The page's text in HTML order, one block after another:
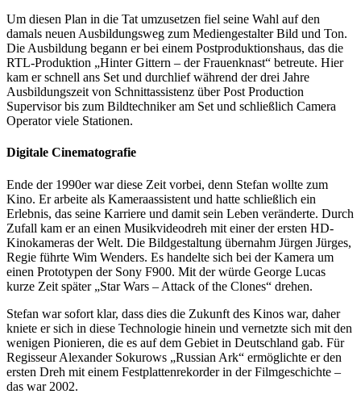
Um diesen Plan in die Tat umzusetzen fiel seine Wahl auf den
damals neuen Ausbildungsweg zum Mediengestalter Bild und Ton.
Die Ausbildung begann er bei einem Postproduktionshaus, das die
RTL-Produktion „Hinter Gittern – der Frauenknast“ betreute. Hier
kam er schnell ans Set und durchlief während der drei Jahre
Ausbildungszeit von Schnittassistenz über Post Production
Supervisor bis zum Bildtechniker am Set und schließlich Camera
Operator viele Stationen.
Digitale Cinematografie
Ende der 1990er war diese Zeit vorbei, denn Stefan wollte zum
Kino. Er arbeite als Kameraassistent und hatte schließlich ein
Erlebnis, das seine Karriere und damit sein Leben veränderte. Durch
Zufall kam er an einen Musikvideodreh mit einer der ersten HD-
Kinokameras der Welt. Die Bildgestaltung übernahm Jürgen Jürges,
Regie führte Wim Wenders. Es handelte sich bei der Kamera um
einen Prototypen der Sony F900. Mit der würde George Lucas
kurze Zeit später „Star Wars – Attack of the Clones“ drehen.
Stefan war sofort klar, dass dies die Zukunft des Kinos war, daher
kniete er sich in diese Technologie hinein und vernetzte sich mit den
wenigen Pionieren, die es auf dem Gebiet in Deutschland gab. Für
Regisseur Alexander Sokurows „Russian Ark“ ermöglichte er den
ersten Dreh mit einem Festplattenrekorder in der Filmgeschichte –
das war 2002.